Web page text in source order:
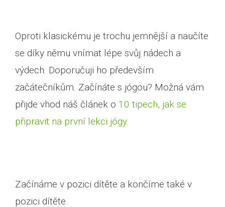
Oproti klasickému je trochu jemnější a naučíte
se díky němu vnímat lépe svůj nádech a
výdech. Doporučuji ho především
začátečníkům. Začínáte s jógou? Možná vám
přijde vhod náš článek o 10 tipech, jak se
připravit na první lekci jógy.
Začínáme v pozici dítěte a končíme také v
pozici dítěte.